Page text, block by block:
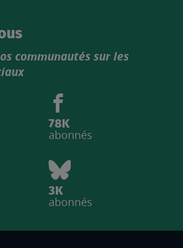
communautés sur les
78K
abonnés
3K
abonnés